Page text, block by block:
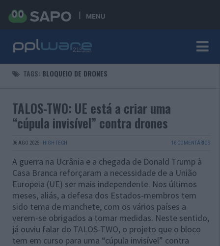
MENU
TAGS: BLOQUEIO DE DRONES
TALOS-TWO: UE está a criar uma
“cúpula invisível” contra drones
06 AGO 2025 · HIGH TECH 16 COMENTÁRIOS
A guerra na Ucrânia e a chegada de Donald Trump à
Casa Branca reforçaram a necessidade de a União
Europeia (UE) ser mais independente. Nos últimos
meses, aliás, a defesa dos Estados-membros tem
sido tema de manchete, com os vários países a
verem-se obrigados a tomar medidas. Neste sentido,
já ouviu falar do TALOS-TWO, o projeto que o bloco
tem em curso para uma “cúpula invisível” contra